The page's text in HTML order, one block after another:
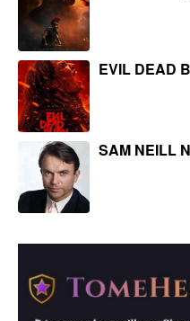
EVIL DEAD
SAM NEILL